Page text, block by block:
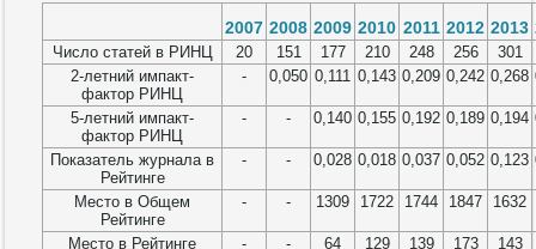
2007 2008 2009 2010 2011 2012 2013
Число статей в РИНЦ 20 151 177 210 248 256
301
2-летний импакт-
фактор РИНЦ
- 0,050 0,111 0,143 0,209 0,242 0,268
5-летний импакт-
фактор РИНЦ
- - 0,140 0,155 0,192 0,189 0,194
Показатель журнала в
Рейтинге
- - 0,028 0,018 0,037 0,052 0,123
Место в Общем
Рейтинге
- - 1309 1722 1744 1847 1632
Место в Рейтинге
- - 64 129 139 173 143